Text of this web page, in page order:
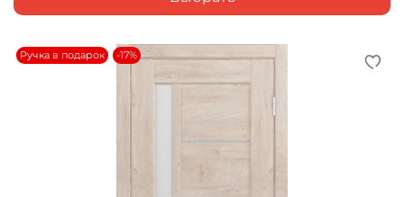
Ручка в подарок -17%